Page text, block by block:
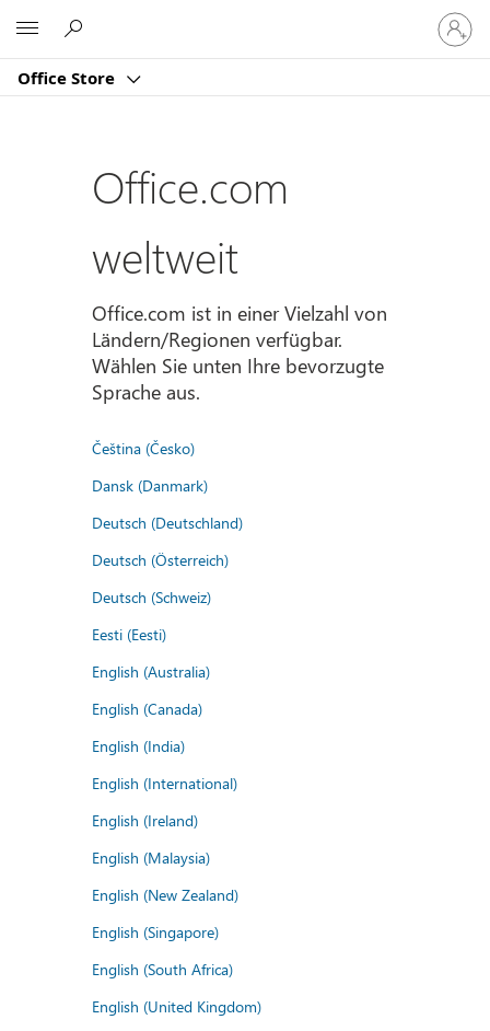
Office Store
Bei
Ihrem
Konto
Office.com
weltweit
Office.com ist in einer Vielzahl von
Ländern/Regionen verfügbar.
Wählen Sie unten Ihre bevorzugte
Sprache aus.
Čeština (Česko)
Dansk (Danmark)
Deutsch (Deutschland)
Deutsch (Österreich)
Deutsch (Schweiz)
Eesti (Eesti)
English (Australia)
English (Canada)
English (India)
English (International)
English (Ireland)
English (Malaysia)
English (New Zealand)
English (Singapore)
English (South Africa)
English (United Kingdom)